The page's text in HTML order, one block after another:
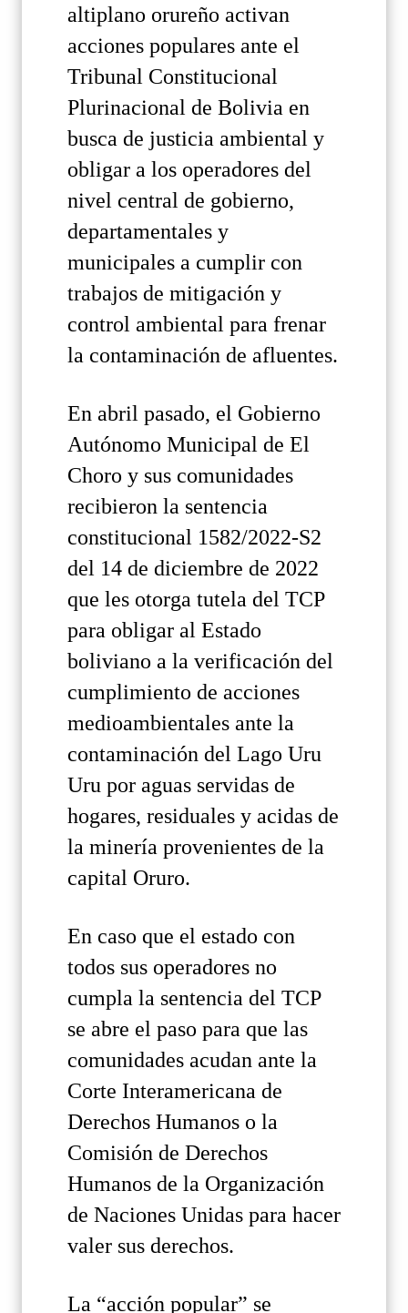
altiplano orureño activan
acciones populares ante el
Tribunal Constitucional
Plurinacional de Bolivia en
busca de justicia ambiental y
obligar a los operadores del
nivel central de gobierno,
departamentales y
municipales a cumplir con
trabajos de mitigación y
control ambiental para frenar
la contaminación de afluentes.
En abril pasado, el Gobierno
Autónomo Municipal de El
Choro y sus comunidades
recibieron la sentencia
constitucional 1582/2022-S2
del 14 de diciembre de 2022
que les otorga tutela del TCP
para obligar al Estado
boliviano a la verificación del
cumplimiento de acciones
medioambientales ante la
contaminación del Lago Uru
Uru por aguas servidas de
hogares, residuales y acidas de
la minería provenientes de la
capital Oruro.
En caso que el estado con
todos sus operadores no
cumpla la sentencia del TCP
se abre el paso para que las
comunidades acudan ante la
Corte Interamericana de
Derechos Humanos o la
Comisión de Derechos
Humanos de la Organización
de Naciones Unidas para hacer
valer sus derechos.
La “acción popular” se